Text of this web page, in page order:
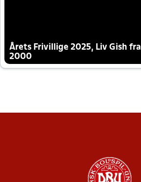
Årets Frivillige 2025, Liv Gish fra
2000